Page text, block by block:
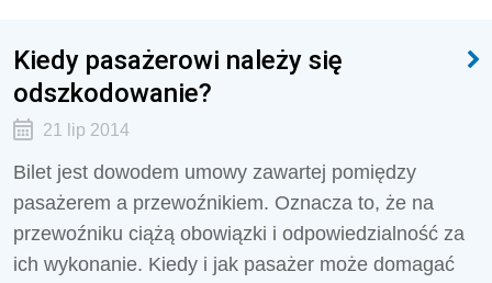
Kiedy pasażerowi należy się
odszkodowanie?
21 lip 2014
Bilet jest dowodem umowy zawartej pomiędzy
pasażerem a przewoźnikiem. Oznacza to, że na
przewoźniku ciążą obowiązki i odpowiedzialność za
ich wykonanie. Kiedy i jak pasażer może domagać